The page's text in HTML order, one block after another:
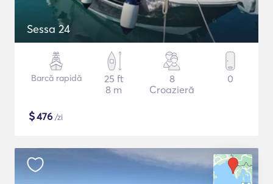
Sessa 24
Barcă rapidă
25 ft
8 m
8
Croazieră
0
$476 /zi